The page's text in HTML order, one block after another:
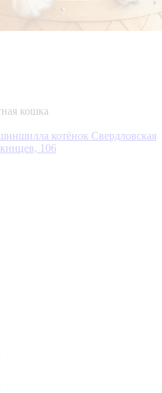
кошка
котёнок Свердловская
106